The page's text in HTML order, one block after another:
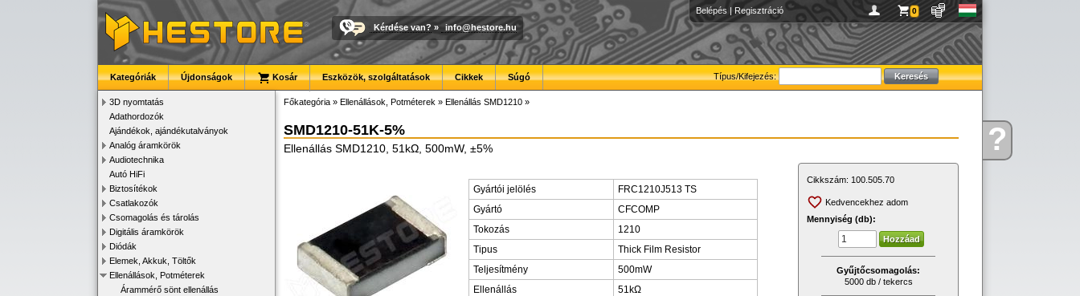
Kérdése?
Belépés | Regisztráció 0
Kérdése van? » info@hestore.hu
Típus/Kifejezés:
Kategóriák Újdonságok Kosár Eszközök, szolgáltatások Cikkek Súgó
3D nyomtatás
Adathordozók
Ajándékok, ajándékutalványok
Analóg áramkörök
Audiotechnika
Autó HiFi
Biztosítékok
Csatlakozók
Csomagolás és tárolás
Digitális áramkörök
Diódák
Elemek, Akkuk, Töltők
Ellenállások, Potméterek
Árammérő sönt ellenállás
Főkategória » Ellenállások, Potméterek » Ellenállás SMD1210 »
SMD1210-51K-5%
Ellenállás SMD1210, 51kΩ, 500mW, ±5%
Gyártói jelölés
FRC1210J513 TS
Gyártó
CFCOMP
Tokozás
1210
Tipus
Thick Film Resistor
Teljesítmény
500mW
Ellenállás
51kΩ
Cikkszám: 100.505.70
Kedvencekhez adom
Mennyiség (db):
Gyűjtőcsomagolás:
5000 db / tekercs